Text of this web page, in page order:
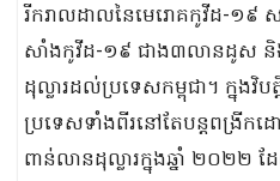
រីករាលដាលនៃមេរោគកូវីដ-១៩ ស
សាំងកូវីដ-១៩ ជាង៣លានដូស
ដុល្លារដល់ប្រទេសកម្ពុជា។ ក្នុង
ប្រទេសទាំងពីរនៅតែបន្តពង្រី
ពាន់លានដុល្លារក្នុងឆ្នាំ ២០២២